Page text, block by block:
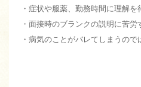
・症状や服薬、勤務時間に理解を
・面接時のブランクの説明に苦労
・病気のことがバレてしまうので